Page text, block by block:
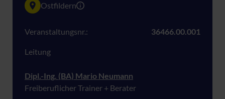
Ostfildern
Veranstaltungsnr.: 36466.00.001
Leitung
Dipl.-Ing. (BA) Mario Neumann
Freiberuflicher Trainer + Berater